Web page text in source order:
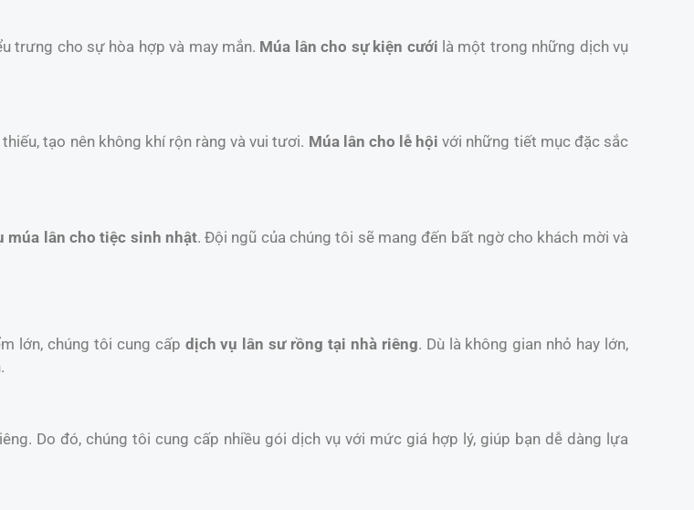
trưng cho sự hòa hợp và may mắn. Múa lân cho sự kiện cưới là một trong những dịch vụ
tạo nên không khí rộn ràng và vui tươi. Múa lân cho lễ hội với những tiết mục đặc sắc
múa lân cho tiệc sinh nhật. Đội ngũ của chúng tôi sẽ mang đến bất ngờ cho khách mời và
lớn, chúng tôi cung cấp dịch vụ lân sư rồng tại nhà riêng. Dù là không gian nhỏ hay lớn,
Do đó, chúng tôi cung cấp nhiều gói dịch vụ với mức giá hợp lý, giúp bạn dễ dàng lựa